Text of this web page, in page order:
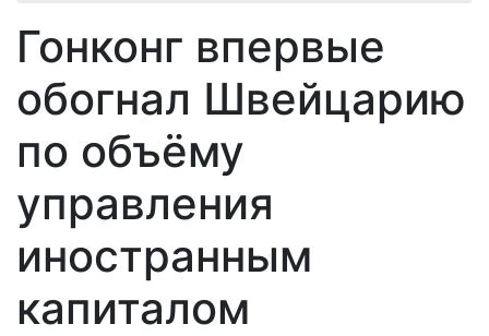
Гонконг впервые
обогнал Швейцарию
по объёму
управления
иностранным
капиталом